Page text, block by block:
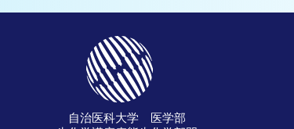
自治医科大学 医学部